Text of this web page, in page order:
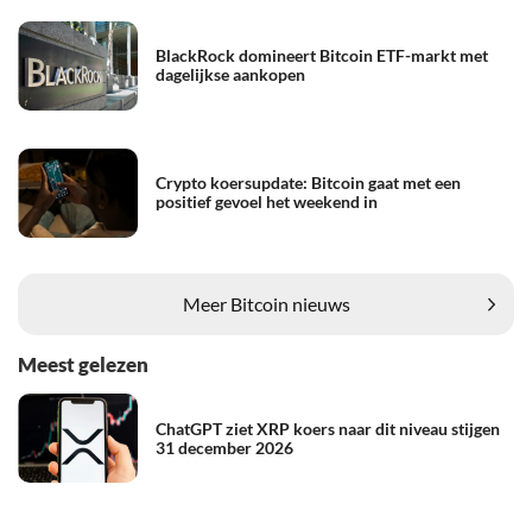
BlackRock domineert Bitcoin ETF-markt met
dagelijkse aankopen
Crypto koersupdate: Bitcoin gaat met een
positief gevoel het weekend in
Meer Bitcoin nieuws
Meest gelezen
ChatGPT ziet XRP koers naar dit niveau stijgen
31 december 2026